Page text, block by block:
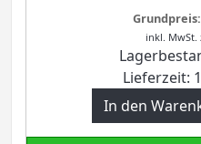
Grundpreis:
inkl. MwSt.
Lieferzeit:
In den